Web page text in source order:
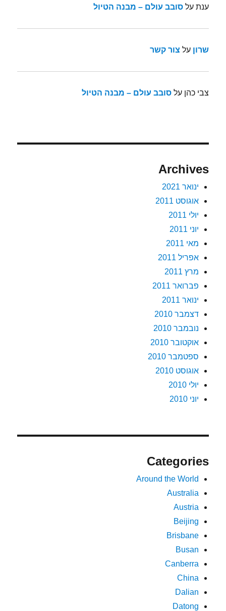
ענת עלסובב עולם – מבנה הטיול
שרון על צור קשר
צבי כהן עלסובב עולם – מבנה הטיול
Archives
ינואר 2021
אוגוסט 2011
יולי 2011
יוני 2011
מאי 2011
אפריל 2011
מרץ 2011
פברואר 2011
ינואר 2011
דצמבר 2010
נובמבר 2010
אוקטובר 2010
ספטמבר 2010
אוגוסט 2010
יולי 2010
יוני 2010
Categories
Around the World
Australia
Austria
Beijing
Brisbane
Busan
Canberra
China
Dalian
Datong